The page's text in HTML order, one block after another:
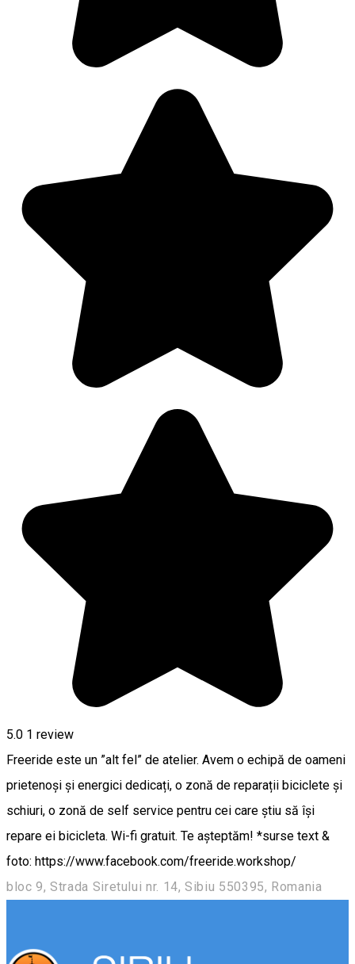
5.0 1 review
Freeride este un ”alt fel” de atelier. Avem o echipă de oameni
prietenoși și energici dedicați, o zonă de reparații biciclete și
schiuri, o zonă de self service pentru cei care știu să își
repare ei bicicleta. Wi-fi gratuit. Te așteptăm! *surse text &
foto: https://www.facebook.com/freeride.workshop/
bloc 9, Strada Siretului nr. 14, Sibiu 550395, Romania